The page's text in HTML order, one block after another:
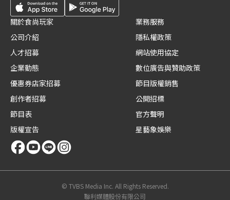
關於食尚玩家
公司介紹
人才招募
企業動態
優惠券店家招募
創作者招募
節目表
版權宣告
業務服務
隱私權政策
網站使用協定
數位廣告與贊助政策
節目版權銷售
公開招標
官方聲明
星藝象娛樂
© TVBS Media Inc. All Rights Reserved.
聯利媒體股份有限公司